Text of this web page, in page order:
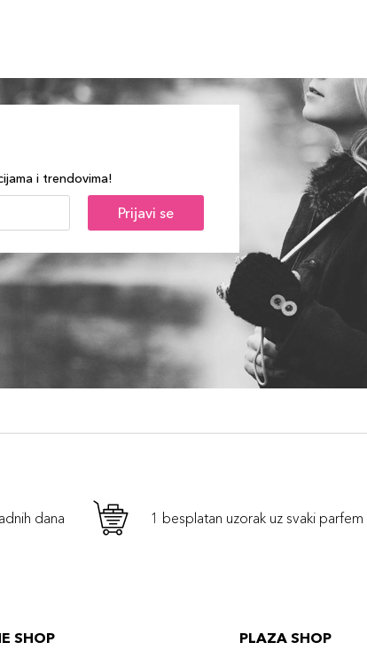
i trendovima!
Prijavi se
dana 1 besplatan uzorak uz svaki parfem
SHOP PLAZA SHOP